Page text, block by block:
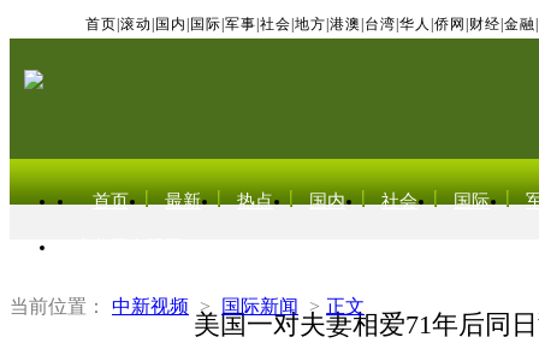
首页 滚动 国内 国际 军事 社会 地方 港澳 台湾 华人 侨网 财经 金融
首页 最新 热点 国内 社会 国际
当前位置： 中新视频 > 国际新闻 > 正文
美国一对夫妻相爱71年后同